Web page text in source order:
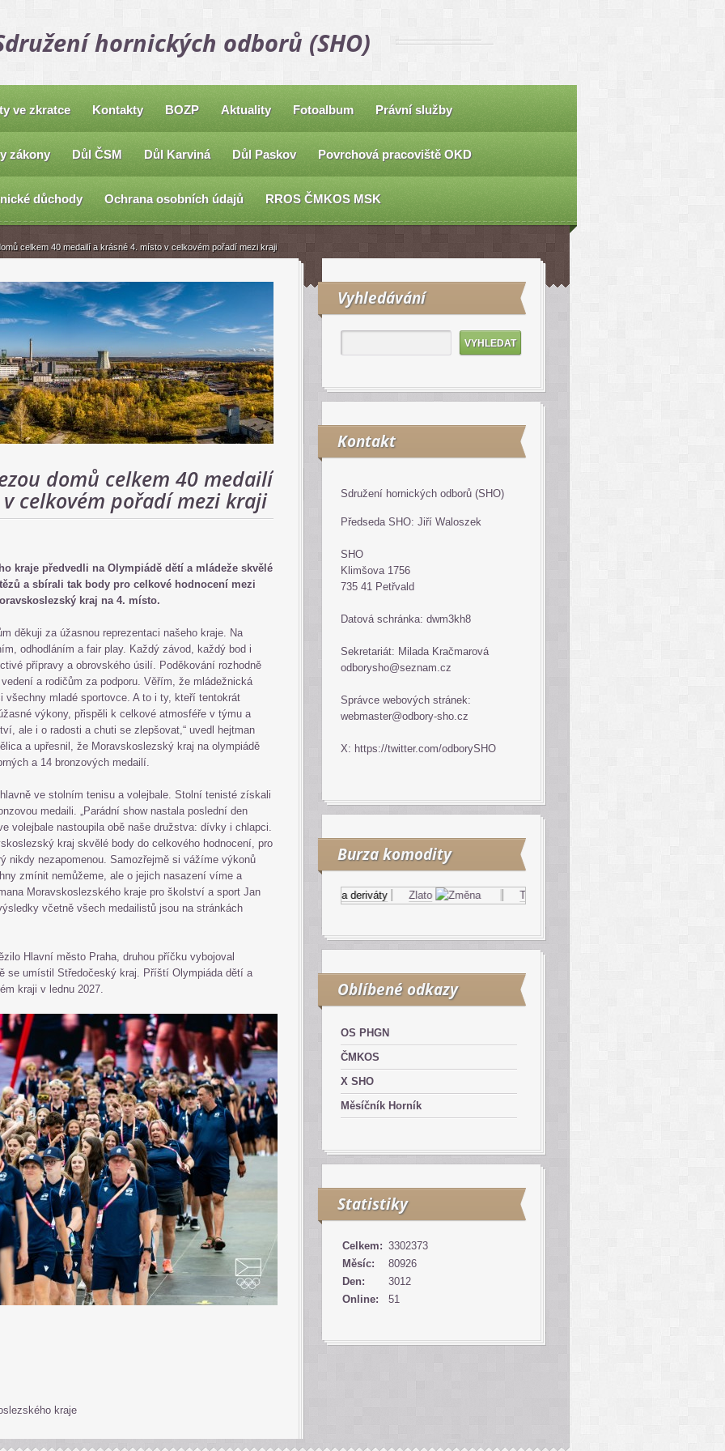
hornických odborů (SHO)
ve zkratce Kontakty BOZP Aktuality Fotoalbum Právní služby
zákony Důl ČSM Důl Karviná Důl Paskov Povrchová pracoviště OKD
důchody Ochrana osobních údajů RROS ČMKOS MSK
domů celkem 40 medailí
celkovém pořadí mezi kraji
kraje předvedli na Olympiádě dětí a mládeže skvělé
a sbírali tak body pro celkové hodnocení mezi
kraj na 4. místo.
děkuji za úžasnou reprezentaci našeho kraje. Na
odhodláním a fair play. Každý závod, každý bod i
přípravy a obrovského úsilí. Poděkování rozhodně
a rodičům za podporu. Věřím, že mládežnická
všechny mladé sportovce. A to i ty, kteří tentokrát
výkony, přispěli k celkové atmosféře v týmu a
ale i o radosti a chuti se zlepšovat,“ uvedl hejtman
a upřesnil, že Moravskoslezský kraj na olympiádě
a 14 bronzových medailí.
ve stolním tenisu a volejbale. Stolní tenisté získali
medaili. „Parádní show nastala poslední den
volejbale nastoupila obě naše družstva: dívky i chlapci.
kraj skvělé body do celkového hodnocení, pro
nikdy nezapomenou. Samozřejmě si vážíme výkonů
zmínit nemůžeme, ale o jejich nasazení víme a
Moravskoslezského kraje pro školství a sport Jan
včetně všech medailistů jsou na stránkách
Hlavní město Praha, druhou příčku vybojoval
se umístil Středočeský kraj. Příští Olympiáda dětí a
kraji v lednu 2027.
kraje
Vyhledávání
Kontakt
Sdružení hornických odborů (SHO)
Předseda SHO: Jiří Waloszek
SHO
Klimšova 1756
735 41 Petřvald
Datová schránka: dwm3kh8
Sekretariát: Milada Kračmarová
odborysho@seznam.cz
Správce webových stránek:
webmaster@odbory-sho.cz
X: https://twitter.com/odborySHO
Burza komodity
Kurzy.cz Komodity a deriváty Zlato Topný olej
Oblíbené odkazy
OS PHGN
ČMKOS
X SHO
Měsíčník Horník
Statistiky
Online: 51
Celkem: 3302373
Měsíc:
80926
Den:
3012
celkem 40 medailí a krásné 4. místo v celkovém pořadí mezi kraji